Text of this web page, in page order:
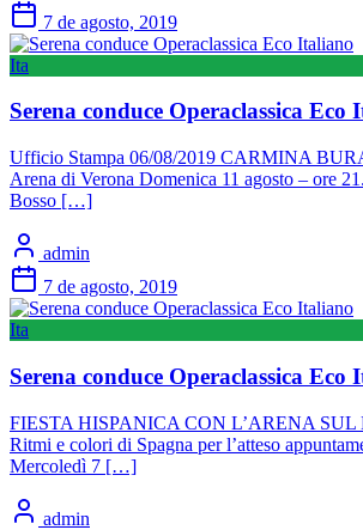
7 de agosto, 2019
Ita
Serena conduce Operaclassica Eco
Ufficio Stampa 06/08/2019 CARMINA
Arena di Verona Domenica 11 agosto – ore
Bosso […]
admin
7 de agosto, 2019
Ita
Serena conduce Operaclassica Eco
FIESTA HISPANICA CON L’ARENA
Ritmi e colori di Spagna per l’atteso
Mercoledì 7 […]
admin